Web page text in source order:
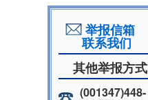
举报信箱
联系我们
其他举报方式
(001347)448-